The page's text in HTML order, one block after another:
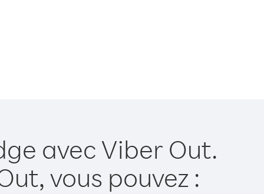
avec Viber Out.
vous pouvez :